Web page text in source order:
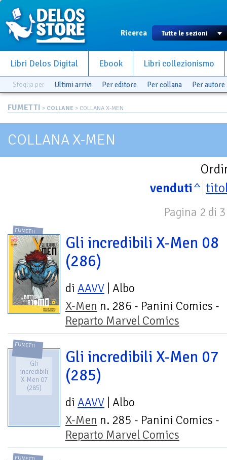
Ricerca
Libri Delos Digital Ebook Libri collezionismo
Sfoglia per Ultimi arrivi Per editore Per collana Per autore
FUMETTI > COLLANE > COLLANA X-MEN
COLLANA X-MEN
venduti
Pagina 2 di 3
FUMETTI
Gli incredibili X-Men 08
(286)
di AAVV | Albo
X-Men n. 286 - Panini Comics -
Reparto Marvel Comics
FUMETTI
Gli
incredibili
X-Men 07
(285)
Gli incredibili X-Men 07
(285)
di AAVV | Albo
X-Men n. 285 - Panini Comics -
Reparto Marvel Comics